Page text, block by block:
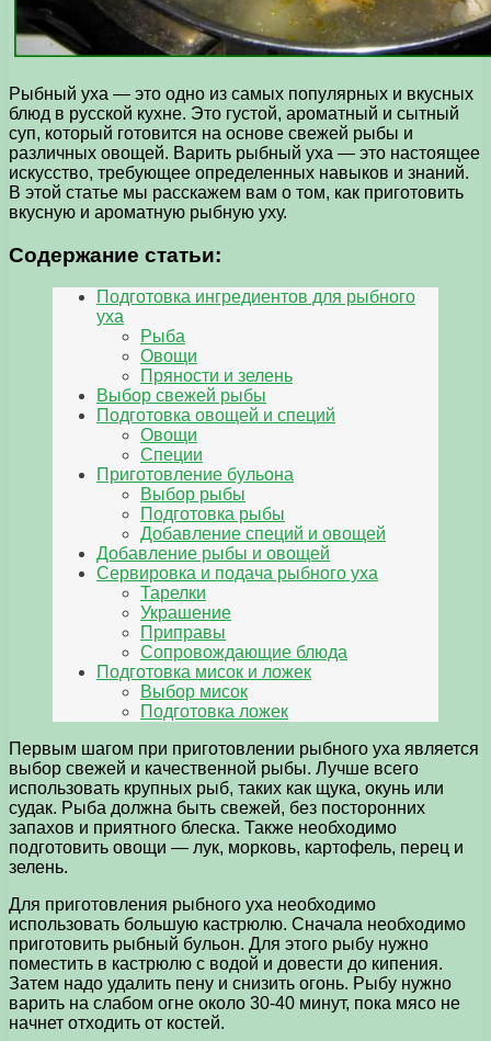
Рыбный уха — это одно из самых популярных и вкусных
блюд в русской кухне. Это густой, ароматный и сытный
суп, который готовится на основе свежей рыбы и
различных овощей. Варить рыбный уха — это настоящее
искусство, требующее определенных навыков и знаний.
В этой статье мы расскажем вам о том, как приготовить
вкусную и ароматную рыбную уху.
Содержание статьи:
Подготовка ингредиентов для рыбного
уха
Рыба
Овощи
Пряности и зелень
Выбор свежей рыбы
Подготовка овощей и специй
Овощи
Специи
Приготовление бульона
Выбор рыбы
Подготовка рыбы
Добавление специй и овощей
Добавление рыбы и овощей
Сервировка и подача рыбного уха
Тарелки
Украшение
Приправы
Сопровождающие блюда
Подготовка мисок и ложек
Выбор мисок
Подготовка ложек
Первым шагом при приготовлении рыбного уха является
выбор свежей и качественной рыбы. Лучше всего
использовать крупных рыб, таких как щука, окунь или
судак. Рыба должна быть свежей, без посторонних
запахов и приятного блеска. Также необходимо
подготовить овощи — лук, морковь, картофель, перец и
зелень.
Для приготовления рыбного уха необходимо
использовать большую кастрюлю. Сначала необходимо
приготовить рыбный бульон. Для этого рыбу нужно
поместить в кастрюлю с водой и довести до кипения.
Затем надо удалить пену и снизить огонь. Рыбу нужно
варить на слабом огне около 30-40 минут, пока мясо не
начнет отходить от костей.